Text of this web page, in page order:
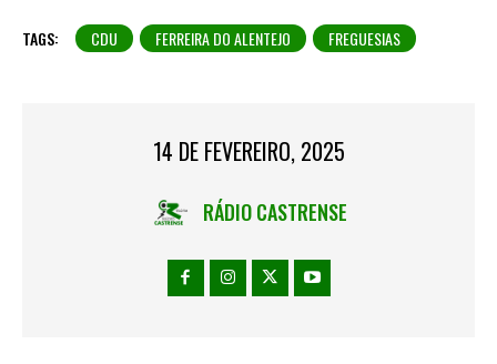
TAGS: CDU FERREIRA DO ALENTEJO FREGUESIAS
14 DE FEVEREIRO, 2025
RÁDIO CASTRENSE